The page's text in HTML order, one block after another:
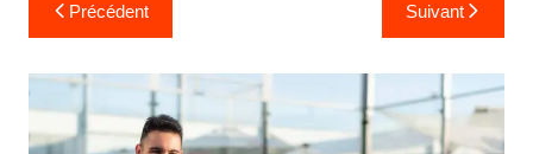
a
v
i
Précédent Suivant